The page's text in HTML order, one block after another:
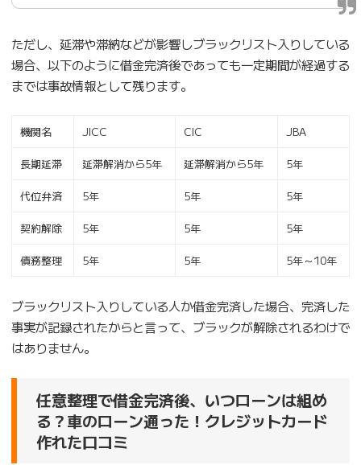
ただし、延滞や滞納などが影響しブラックリスト入りしている
場合、以下のように借金完済後であっても一定期間が経過する
までは事故情報として残ります。
機関名 JICC CIC JBA
長期延滞 延滞解消から5年 延滞解消から5年 5年
代位弁済 5年 5年 5年
契約解除 5年 5年 5年
債務整理 5年 5年 5年～10年
ブラックリスト入りしている人か借金完済した場合、完済した
事実が記録されたからと言って、ブラックが解除されるわけで
はありません。
任意整理で借金完済後、いつローンは組め
る？車のローン通った！クレジットカード
作れた口コミ